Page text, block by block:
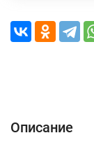
Описание